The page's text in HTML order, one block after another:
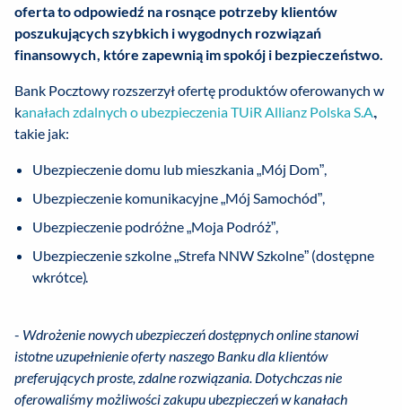
oferta to odpowiedź na rosnące potrzeby klientów
poszukujących szybkich i wygodnych rozwiązań
finansowych, które zapewnią im spokój i bezpieczeństwo.
Bank Pocztowy rozszerzył ofertę produktów oferowanych w
kanałach zdalnych o ubezpieczenia TUiR Allianz Polska S.A.,
takie jak:
Ubezpieczenie domu lub mieszkania „Mój Dom”,
Ubezpieczenie komunikacyjne „Mój Samochód”,
Ubezpieczenie podróżne „Moja Podróż”,
Ubezpieczenie szkolne „Strefa NNW Szkolne” (dostępne
wkrótce).
- Wdrożenie nowych ubezpieczeń dostępnych online stanowi
istotne uzupełnienie oferty naszego Banku dla klientów
preferujących proste, zdalne rozwiązania. Dotychczas nie
oferowaliśmy możliwości zakupu ubezpieczeń w kanałach